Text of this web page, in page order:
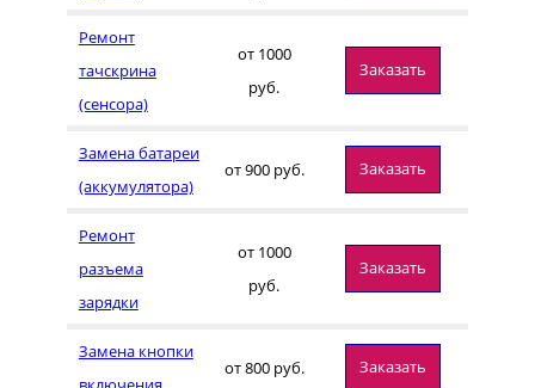
Ремонт
тачскрина
(сенсора)
от 1000
руб.
Заказать
Замена батареи
(аккумулятора)
от 900 руб. Заказать
Ремонт
разъема
зарядки
от 1000
руб.
Заказать
Замена кнопки
от 800 руб. Заказать